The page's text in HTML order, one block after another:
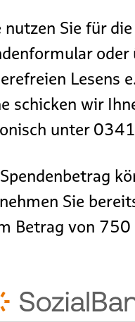
nutzen Sie für
oder
Lesens
schicken wir
unter
Sie
Betrag von 750